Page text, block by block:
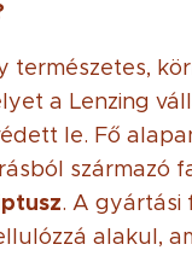
természetes,
a Lenzing
le. Fő
származó
. A gyártási
alakul,